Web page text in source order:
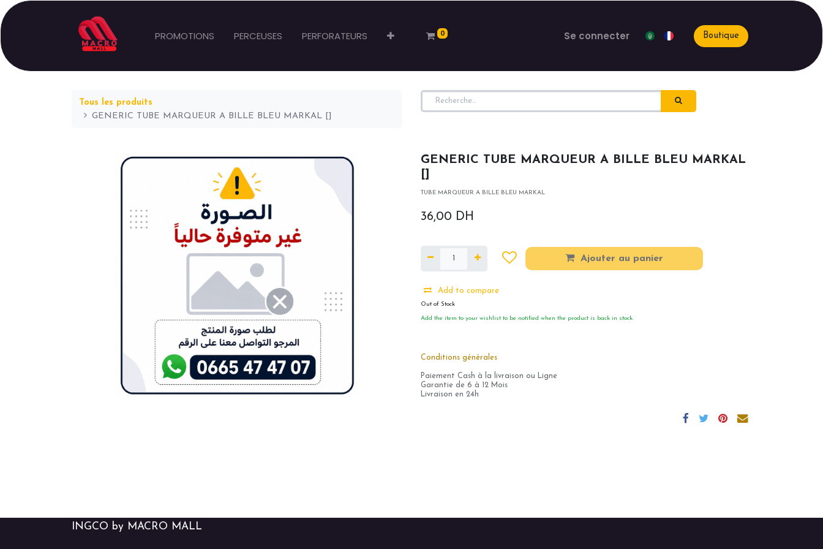
PROMOTIONS PERCEUSES PERFORATEURS 0 Se connecter Boutique
Tous les produits
GENERIC TUBE MARQUEUR A BILLE BLEU MARKAL []
GENERIC TUBE MARQUEUR A BILLE BLEU MARKAL
[]
TUBE MARQUEUR A BILLE BLEU MARKAL
36,00 DH
Ajouter au panier
Add to compare
Out of Stock
Add the item to your wishlist to be notified when the product is back in stock.
Conditions générales
Paiement Cash à la livraison ou Ligne
Garantie de 6 à 12 Mois
Livraison en 24h
INGCO by MACRO MALL